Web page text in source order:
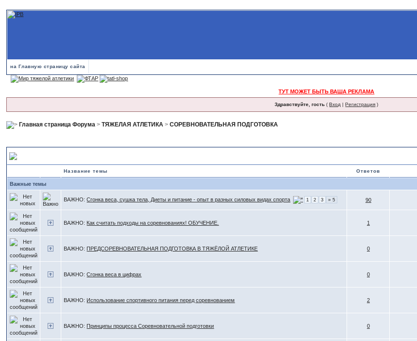
на Главную страницу сайта
ТУТ МОЖЕТ БЫТЬ ВАША РЕКЛАМА
Здравствуйте, гость (Вход |Регистрация )
Главная страница Форума >ТЯЖЕЛАЯ АТЛЕТИКА >СОРЕВНОВАТЕЛЬНАЯ ПОДГОТОВКА
Название темы Ответов
Важные темы
ВАЖНО:Сгонка веса, сушка тела, Диеты и питание - опыт в разных силовых видах спорта 1 2 3 » 5 90
ВАЖНО: Как считать подходы на соревнованиях! ОБУЧЕНИЕ. 1
ВАЖНО:ПРЕДСОРЕВНОВАТЕЛЬНАЯ ПОДГОТОВКА В ТЯЖЁЛОЙ АТЛЕТИКЕ 0
ВАЖНО:Сгонка веса в цифрах 0
ВАЖНО: Использование спортивного питания перед соревнованием 2
ВАЖНО:Принципы процесса Соревновательной подготовки 0